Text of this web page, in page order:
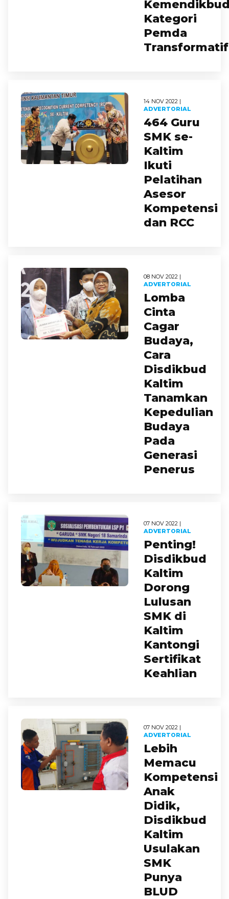
Kategori
Pemda
Transformatif
14 NOV 2022 |
ADVERTORIAL
464 Guru
SMK se-
Kaltim
Ikuti
Pelatihan
Asesor
Kompetensi
dan RCC
08 NOV 2022 |
ADVERTORIAL
Lomba
Cinta
Cagar
Budaya,
Cara
Disdikbud
Kaltim
Tanamkan
Kepedulian
Budaya
Pada
Generasi
Penerus
07 NOV 2022 |
ADVERTORIAL
Penting!
Disdikbud
Kaltim
Dorong
Lulusan
SMK di
Kaltim
Kantongi
Sertifikat
Keahlian
07 NOV 2022 |
ADVERTORIAL
Lebih
Memacu
Kompetensi
Anak
Didik,
Disdikbud
Kaltim
Usulakan
SMK
Punya
BLUD